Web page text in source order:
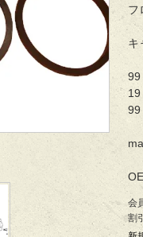
フ
キ
99
会
割